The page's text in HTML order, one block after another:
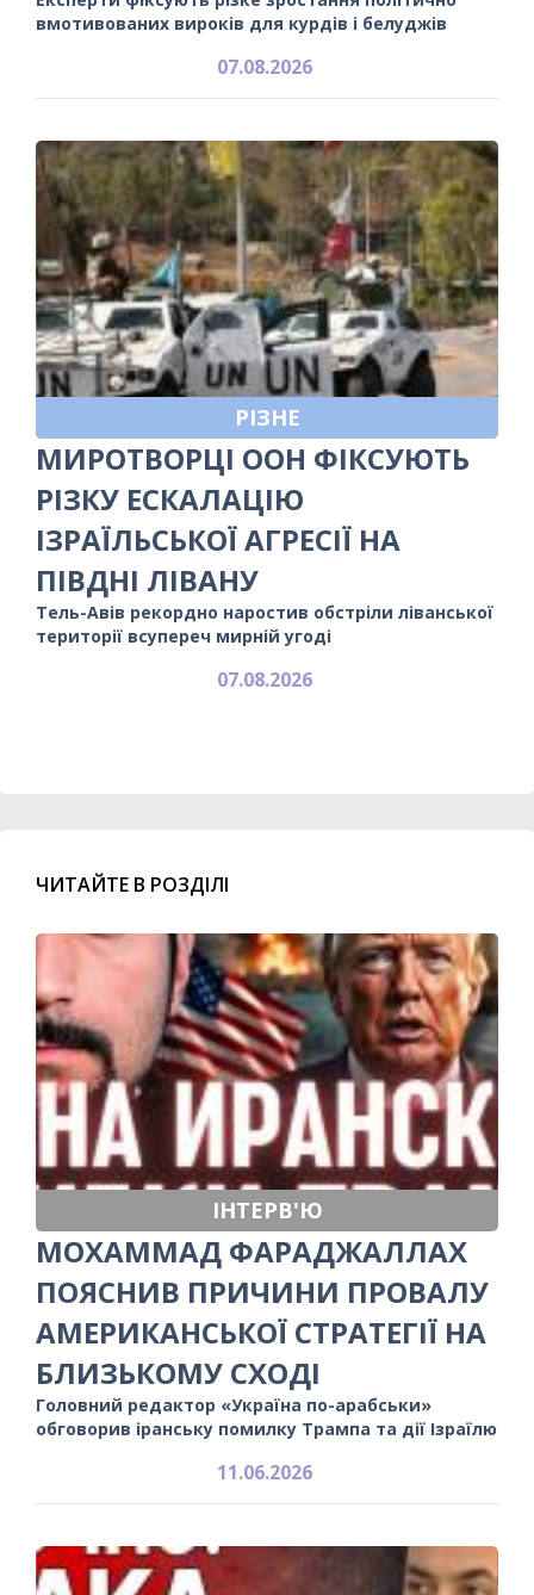
вмотивованих вироків для курдів і белуджів
07.08.2026
РІЗНЕ
МИРОТВОРЦІ ООН ФІКСУЮТЬ
РІЗКУ ЕСКАЛАЦІЮ
ІЗРАЇЛЬСЬКОЇ АГРЕСІЇ НА
ПІВДНІ ЛІВАНУ
Тель-Авів рекордно наростив обстріли ліванської
території всупереч мирній угоді
07.08.2026
ЧИТАЙТЕ В РОЗДІЛІ
ІНТЕРВ'Ю
МОХАММАД ФАРАДЖАЛЛАХ
ПОЯСНИВ ПРИЧИНИ ПРОВАЛУ
АМЕРИКАНСЬКОЇ СТРАТЕГІЇ НА
БЛИЗЬКОМУ СХОДІ
Головний редактор «Україна по-арабськи»
обговорив іранську помилку Трампа та дії Ізраїлю
11.06.2026